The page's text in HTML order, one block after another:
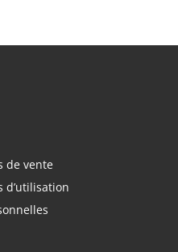
de vente
d’utilisation